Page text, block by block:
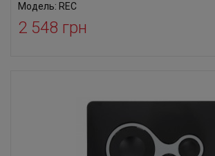
Модель: REC
2 548 грн